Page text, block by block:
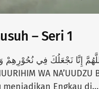
– Seri 1
menjadikan Engkau di…